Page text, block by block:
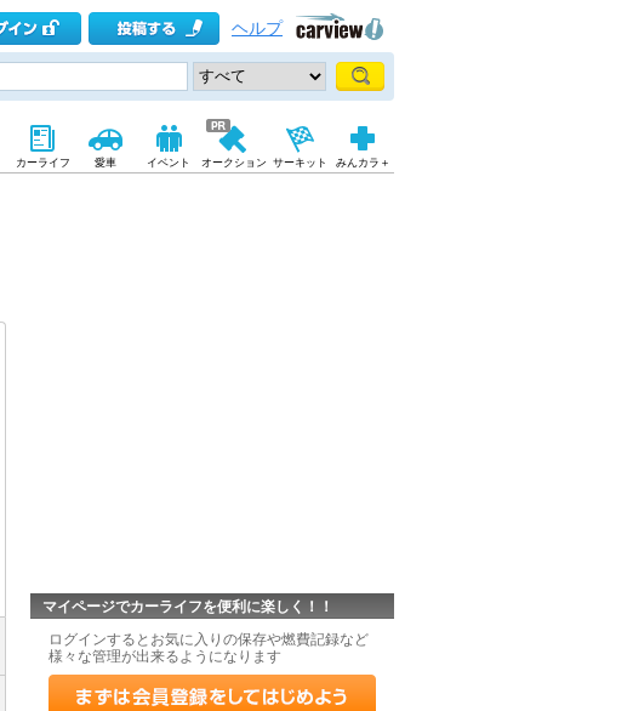
ヘルプ
カーライフ 愛車 イベント オークション サーキット みんカラ＋
マイページでカーライフを便利に楽しく！！
ログインするとお気に入りの保存や燃費記録など
様々な管理が出来るようになります